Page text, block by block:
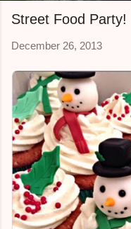
Street Food Party!
December 26, 2013